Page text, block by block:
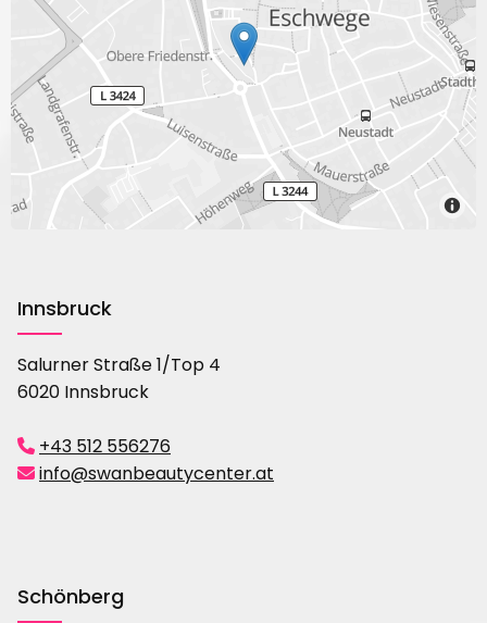
Innsbruck
Salurner Straße 1/Top 4
6020 Innsbruck
 +43 512 556276
 info@swanbeautycenter.at
Schönberg